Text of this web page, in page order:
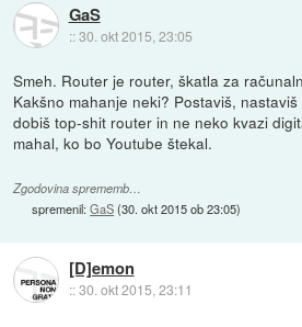
GaS
::30. okt 2015, 23:05
Smeh. Router je router, škatla za
Kakšno mahanje neki? Postaviš,
dobiš top-shit router in ne neko kvazi
mahal, ko bo Youtube štekal.
Zgodovina sprememb…
spremenil:GaS(30. okt 2015 ob 23:05)
[D]emon
::30. okt 2015, 23:11